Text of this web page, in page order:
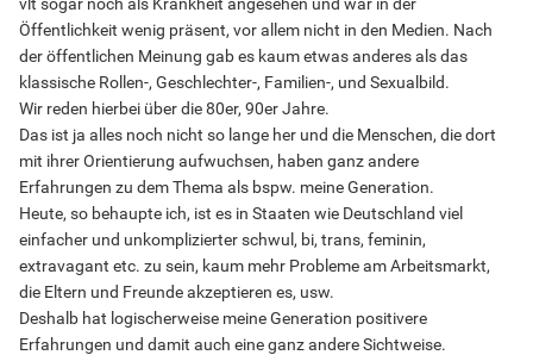
Öffentlichkeit wenig präsent, vor allem nicht in den Medien. Nach
der öffentlichen Meinung gab es kaum etwas anderes als das
klassische Rollen-, Geschlechter-, Familien-, und Sexualbild.
Wir reden hierbei über die 80er, 90er Jahre.
Das ist ja alles noch nicht so lange her und die Menschen, die dort
mit ihrer Orientierung aufwuchsen, haben ganz andere
Erfahrungen zu dem Thema als bspw. meine Generation.
Heute, so behaupte ich, ist es in Staaten wie Deutschland viel
einfacher und unkomplizierter schwul, bi, trans, feminin,
extravagant etc. zu sein, kaum mehr Probleme am Arbeitsmarkt,
die Eltern und Freunde akzeptieren es, usw.
Deshalb hat logischerweise meine Generation positivere
Erfahrungen und damit auch eine ganz andere Sichtweise.